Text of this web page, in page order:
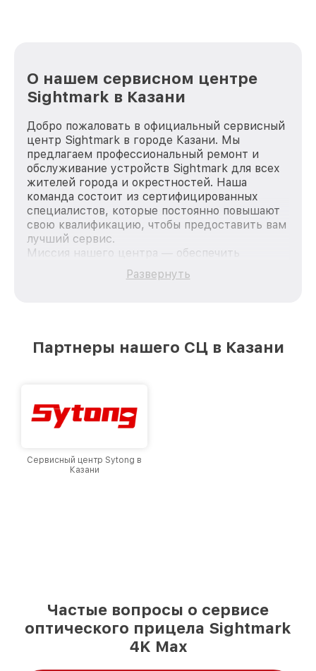
О нашем сервисном центре
Sightmark в Казани
Добро пожаловать в официальный сервисный
центр Sightmark в городе Казани. Мы
предлагаем профессиональный ремонт и
обслуживание устройств Sightmark для всех
жителей города и окрестностей. Наша
команда состоит из сертифицированных
специалистов, которые постоянно повышают
свою квалификацию, чтобы предоставить вам
лучший сервис.
Миссия нашего центра — обеспечить
качественный и доступный ремонт для
каждого пользователя продукции Sightmark,
лучшим сервисным центром Sightmark в
Развернуть
Партнеры нашего СЦ в Казани
Сервисный центр Sytong в
Казани
Частые вопросы о сервисе
оптического прицела Sightmark
4K Max